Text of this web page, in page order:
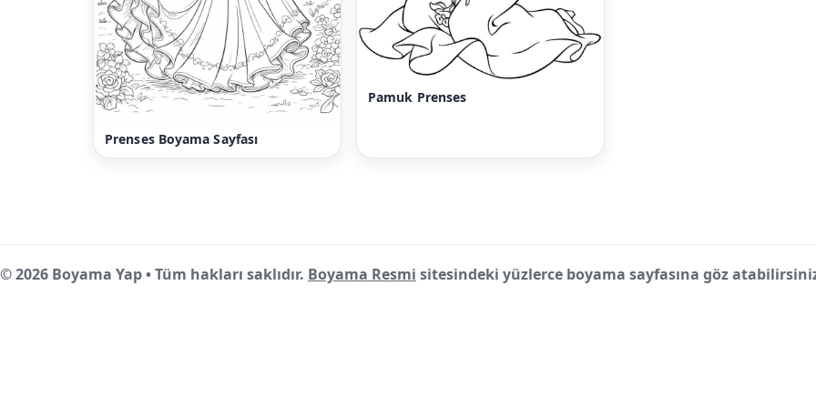
Prenses Boyama Sayfası
Pamuk Prenses
© 2026 Boyama Yap • Tüm hakları saklıdır. Boyama Resmi sitesindeki yüzlerce boyama sayfasına göz